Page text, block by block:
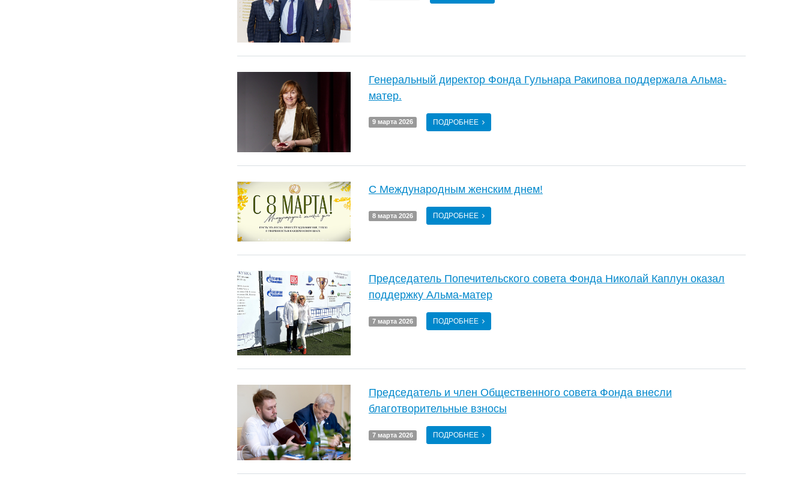
Генеральный директор Фонда Гульнара Ракипова поддержала Альма-
матер.
9 марта 2026 ПОДРОБНЕЕ
С Международным женским днем!
8 марта 2026 ПОДРОБНЕЕ
Председатель Попечительского совета Фонда Николай Каплун оказал
поддержку Альма-матер
7 марта 2026 ПОДРОБНЕЕ
Председатель и член Общественного совета Фонда внесли
благотворительные взносы
7 марта 2026 ПОДРОБНЕЕ